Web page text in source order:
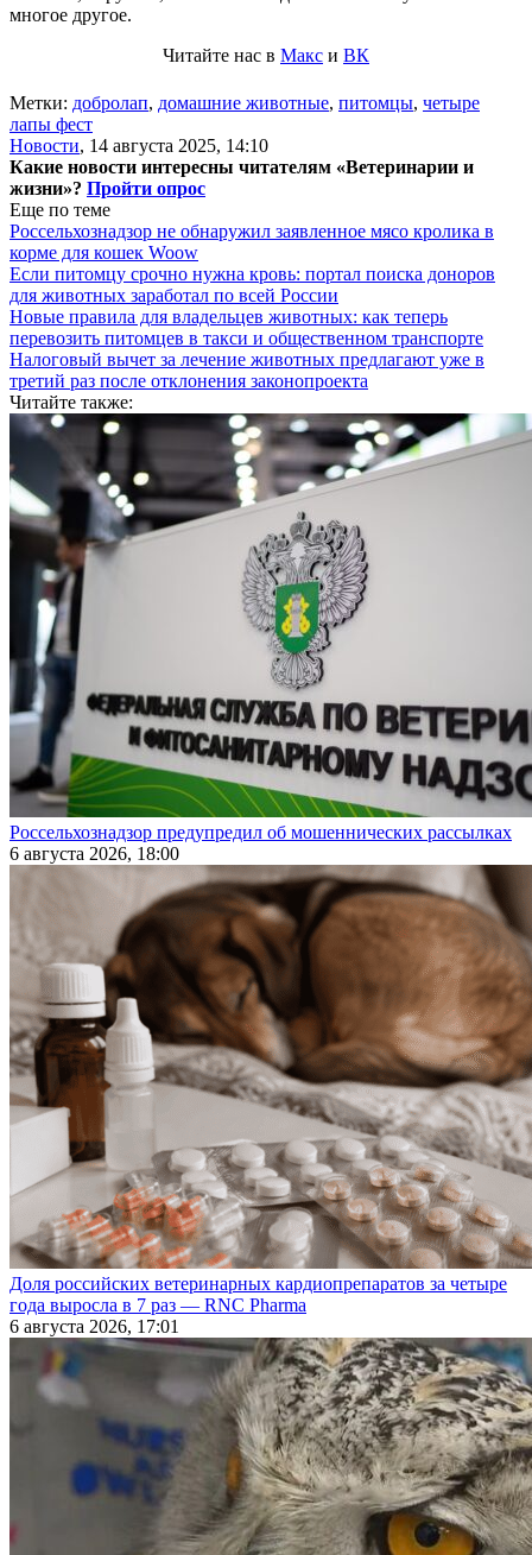
многое другое.
Читайте нас в Макс и ВК
Метки: добролап, домашние животные, питомцы, четыре
лапы фест
Новости, 14 августа 2025, 14:10
Какие новости интересны читателям «Ветеринарии и
жизни»? Пройти опрос
Еще по теме
Россельхознадзор не обнаружил заявленное мясо кролика в
корме для кошек Woow
Если питомцу срочно нужна кровь: портал поиска доноров
для животных заработал по всей России
Новые правила для владельцев животных: как теперь
перевозить питомцев в такси и общественном транспорте
Налоговый вычет за лечение животных предлагают уже в
третий раз после отклонения законопроекта
Читайте также:
Россельхознадзор предупредил об мошеннических рассылках
6 августа 2026, 18:00
Доля российских ветеринарных кардиопрепаратов за четыре
года выросла в 7 раз — RNC Pharma
6 августа 2026, 17:01